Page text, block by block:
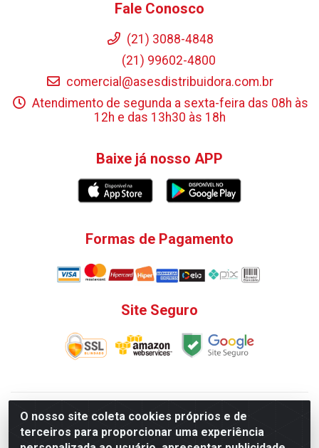
O nosso site coleta cookies próprios e de
terceiros para proporcionar uma experiência
Fale Conosco
(21) 3088-4848
(21) 99602-4800
comercial@asesdistribuidora.com.br
Atendimento de segunda a sexta-feira das 08h às
12h e das 13h30 às 18h
Baixe já nosso APP
Formas de Pagamento
Site Seguro
V. C. Ferragens LTDA - Rua do Matoso, 132 - Praça da
Bandeira, Rio de Janeiro/ RJ - CEP 20.270-135 - CNPJ
12.324.723/0001-25